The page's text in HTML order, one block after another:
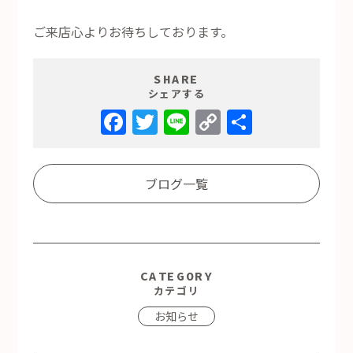
ご来店心よりお待ちしております。
SHARE
シェアする
Facebook
Twitter
LineCopy
Link
ブログ一覧
CATEGORY
カテゴリ
お知らせ